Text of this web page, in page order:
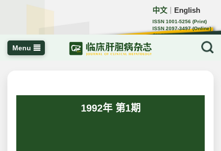
中文 English
ISSN 1001-5256 (Print)
ISSN 2097-3497 (Online)
CN 22-1108/R
Menu
1992年 第1期